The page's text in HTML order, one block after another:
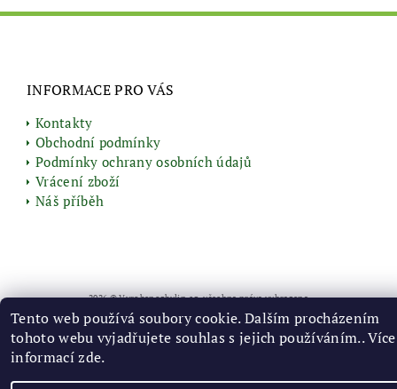
INFORMACE PRO VÁS
Kontakty
Obchodní podmínky
Podmínky ochrany osobních údajů
Vrácení zboží
Náš příběh
2026 © Vyrobenozbylin.cz, všechna práva vyhrazena
Vytvořil Shoptet
Tento web používá soubory cookie. Dalším procházením
tohoto webu vyjadřujete souhlas s jejich používáním.. Více
informacízde.